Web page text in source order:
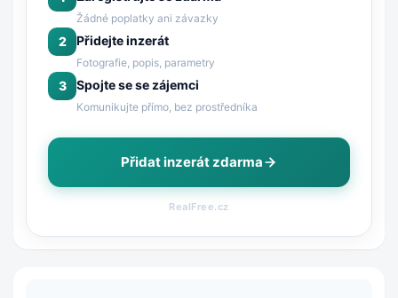
Žádné poplatky ani závazky
2 Přidejte inzerát
Fotografie, popis, parametry
3 Spojte se se zájemci
Komunikujte přímo, bez prostředníka
Přidat inzerát zdarma
RealFree.cz